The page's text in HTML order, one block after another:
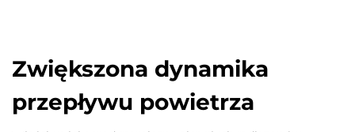
Zwiększona dynamika
przepływu powietrza